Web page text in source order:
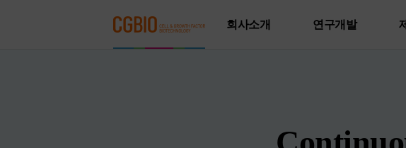
회사소개 연구개발